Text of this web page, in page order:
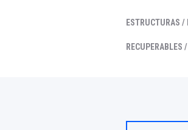
ESTRUCTURAS /
RECUPERABLES /